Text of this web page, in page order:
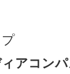
アコン